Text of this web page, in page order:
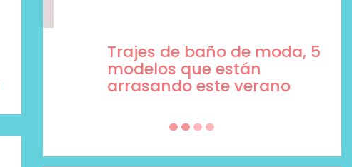
Trajes de baño de moda, 5
modelos que están
arrasando este verano